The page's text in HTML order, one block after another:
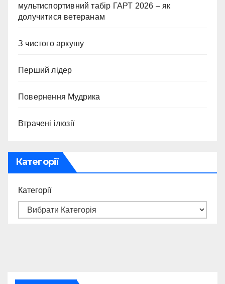
мультиспортивний табір ГАРТ 2026 – як
долучитися ветеранам
З чистого аркушу
Перший лідер
Повернення Мудрика
Втрачені ілюзії
Категорії
Категорії